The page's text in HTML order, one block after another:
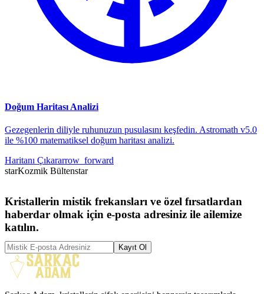
Doğum Haritası Analizi
Gezegenlerin diliyle ruhunuzun pusulasını keşfedin. Astromath v5.0
ile %100 matematiksel doğum haritası analizi.
Haritanı Çıkararrow_forward
starKozmik Bültenstar
Kristallerin mistik frekansları ve özel fırsatlardan
haberdar olmak için e-posta adresiniz ile ailemize
katılın.
Kayıt Ol